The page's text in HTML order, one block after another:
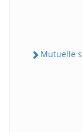
Mutuelle